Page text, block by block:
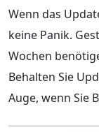
Wenn das
keine Panik.
Wochen
Behalten Sie
Auge, wenn Sie